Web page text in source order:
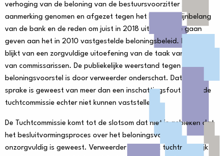
verhoging van de beloning van de bestuursvoorzitter zijn in
aanmerking genomen en afgezet tegen het langetermijnbelang
van de bank en de reden om juist in 2018 uitvoering te gaan
geven aan het in 2010 vastgestelde beloningsbeleid. Dit geeft
blijkt van een zorgvuldige uitoefening van de taak van de raad
van commissarissen. De publiekelijke weerstand tegen het
beloningsvoorstel is door verweerder onderschat. Dat hierbij
sprake is geweest van meer dan een inschattingsfout heeft de
tuchtcommissie echter niet kunnen vaststellen.
De Tuchtcommissie komt tot de slotsom dat niet is gebleken dat
het besluitvormingsproces over het beloningsvoorstel
onzorgvuldig is geweest. Verweerder heeft niet tuchtrechtelijk